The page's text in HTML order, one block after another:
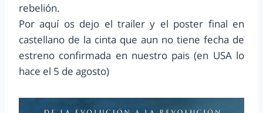
rebelión.
Por aquí os dejo el trailer y el poster final en
castellano de la cinta que aun no tiene fecha de
estreno confirmada en nuestro pais (en USA lo
hace el 5 de agosto)